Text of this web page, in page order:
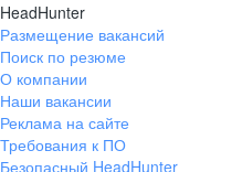
HeadHunter
Размещение вакансий
Поиск по резюме
О компании
Наши вакансии
Реклама на сайте
Требования к ПО
Безопасный HeadHunter